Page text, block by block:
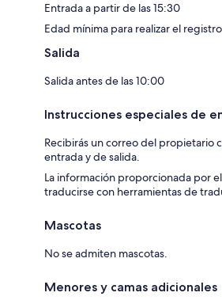
Entrada a partir de las 15:30
Edad mínima para realizar el
Salida
Salida antes de las 10:00
Instrucciones especiales de
Recibirás un correo del propietario
entrada y de salida.
La información proporcionada por
traducirse con herramientas de
Mascotas
No se admiten mascotas.
Menores y camas adicionales